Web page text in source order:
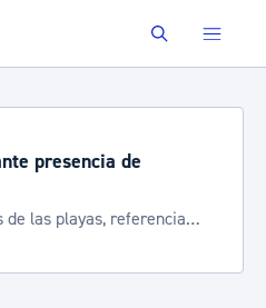
Buscar
presencia de
de las playas, referencia